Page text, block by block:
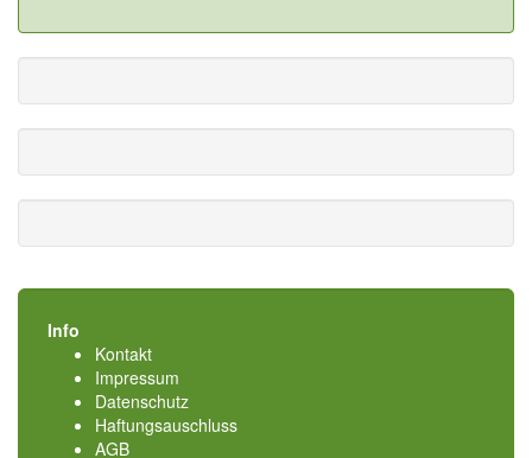
Info
Kontakt
Impressum
Datenschutz
Haftungsauschluss
AGB